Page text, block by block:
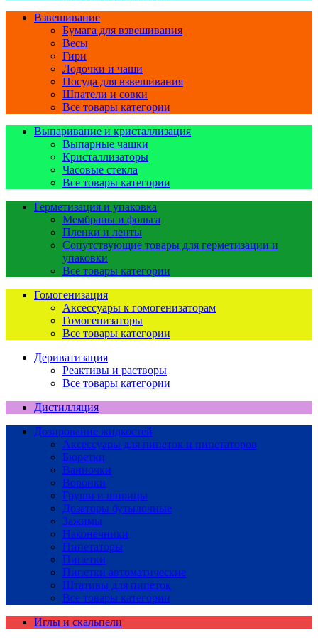
Взвешивание
Бумага для взвешивания
Весы
Гири
Лодочки и чаши
Посуда для взвешивания
Шпатели и совки
Все товары категории
Выпаривание и кристаллизация
Выпарные чашки
Кристаллизаторы
Часовые стекла
Все товары категории
Герметизация и упаковка
Мембраны и фольга
Пленки и ленты
Сопутствующие товары для герметизации и
упаковки
Все товары категории
Гомогенизация
Аксессуары к гомогенизаторам
Гомогенизаторы
Все товары категории
Дериватизация
Реактивы и растворы
Все товары категории
Дистилляция
Дозирование жидкостей
Аксессуары для пипеток и пипетаторов
Бюретки
Ванночки
Воронки
Груши и шприцы
Дозаторы бутылочные
Зажимы
Наконечники
Пипетаторы
Пипетки
Пипетки автоматические
Штативы для пипеток
Все товары категории
Иглы и скальпели